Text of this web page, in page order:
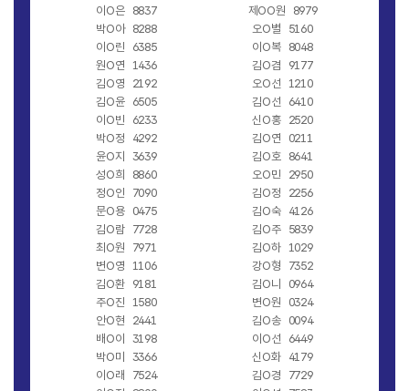
이O은
8837 제OO원
8979
박O아
8288 오O별
5160
이O린
6385 이O복
8048
원O연
1436 김O겸
9177
김O영
2192 오O선
1210
김O윤
6505 김O선
6410
이O빈
6233 신O홍
2520
박O정
4292 김O연
0211
윤O지
3639 김O호
8641
성O희
8860 오O민
2950
정O인
7090 김O정
2256
문O용
0475 김O숙
4126
김O람
7728 김O주
5839
최O원
7971 김O하
1029
변O영
1106 강O형
7352
김O환
9181 김O니
0964
주O진
1580 변O원
0324
안O현
2441 김O송
0094
배O이
3198 이O선
6449
박O미
3366 신O화
4179
이O래
7524 김O경
7729